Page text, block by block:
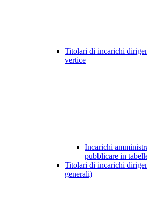
Titolari di incarichi
vertice
Incarichi
pubblicare in
Titolari di incarichi
generali)